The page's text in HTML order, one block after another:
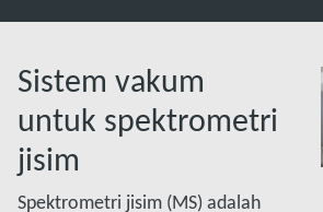
Sistem vakum
untuk spektrometri
jisim
Spektrometri jisim (MS) adalah